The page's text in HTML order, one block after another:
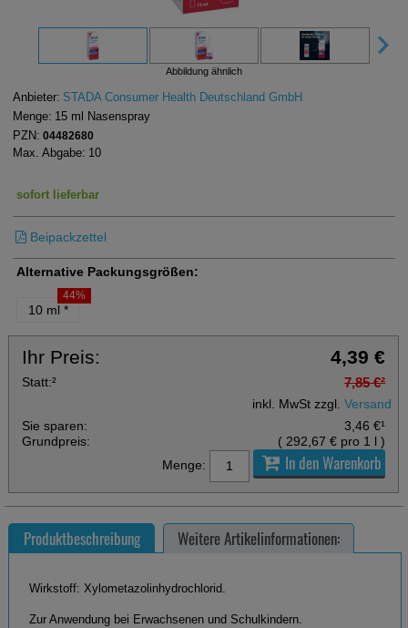
Abbildung ähnlich
Anbieter: STADA Consumer Health Deutschland GmbH
Menge: 15 ml
Nasenspray
PZN: 04482680
Max. Abgabe: 10
sofort lieferbar
Beipackzettel
Alternative Packungsgrößen:
10 ml *
44%
Ihr Preis: 4,39 €
Statt:² 7,85 €²
inkl. MwSt zzgl.Versand
Sie sparen:
3,46 €¹
Grundpreis:
( 292,67 € pro 1 l)
Menge:
In den Warenkorb
Produktbeschreibung Weitere Artikelinformationen:
Wirkstoff: Xylometazolinhydrochlorid.
Zur Anwendung bei Erwachsenen und Schulkindern.